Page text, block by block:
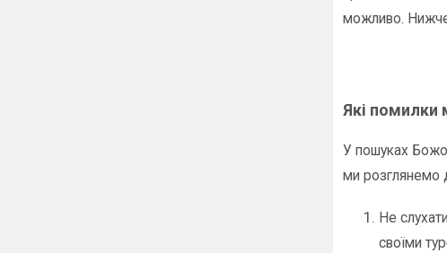
можливо. Нижче
Які помилки
У пошуках
ми розглянемо
Не
своїми